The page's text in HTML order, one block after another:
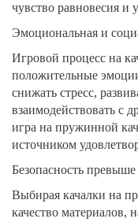
чувство равновесия и
Эмоциональная и
Игровой процесс на
положительные
снижать стресс,
взаимодействовать с
игра на пружинной
источником
Безопасность превыше
Выбирая качалки на
качество материалов,